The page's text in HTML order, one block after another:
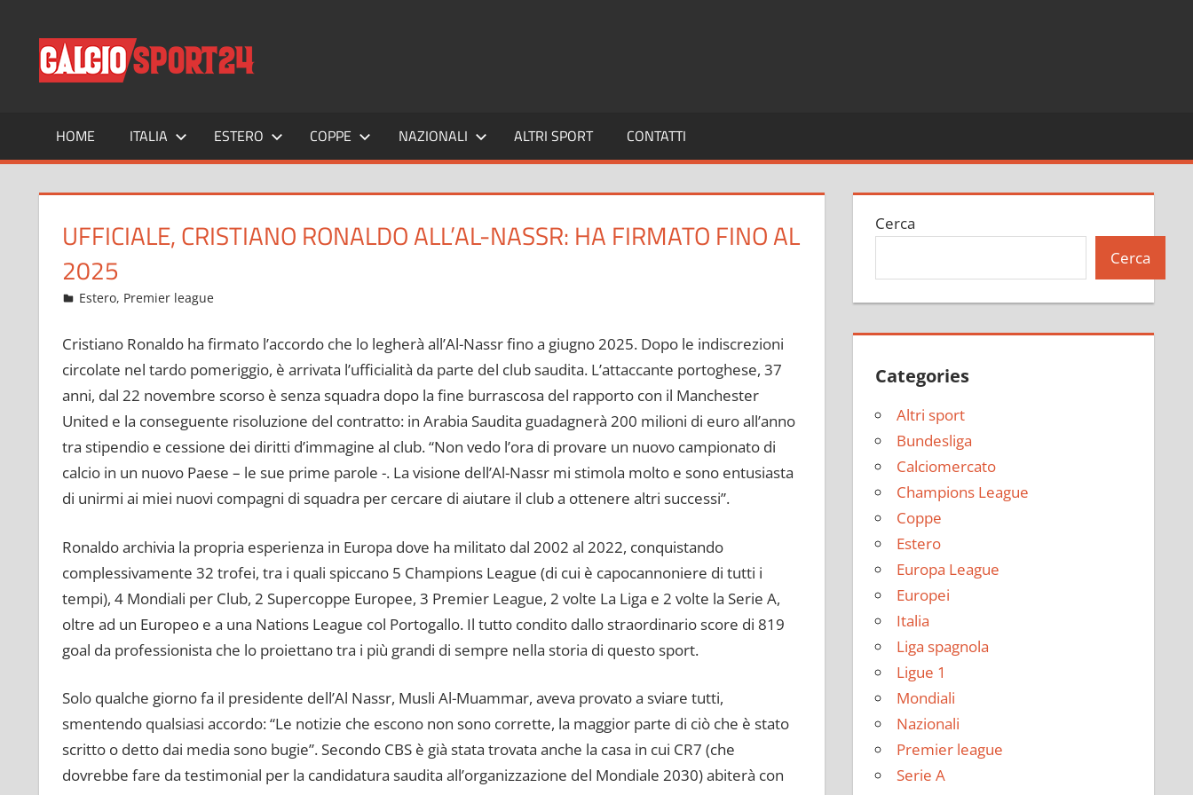
contenuto
Tutto
sul
mondo
calcio
e
HOME ITALIA ESTERO COPPE NAZIONALI ALTRI SPORT CONTATTI
UFFICIALE, CRISTIANO RONALDO ALL’AL-NASSR: HA FIRMATO FINO AL
2025
Gennaio 2, 2023
admin
Estero, Premier league
Cristiano Ronaldo ha firmato l’accordo che lo legherà all’Al-Nassr fino a giugno 2025. Dopo le indiscrezioni
circolate nel tardo pomeriggio, è arrivata l’ufficialità da parte del club saudita. L’attaccante portoghese, 37
anni, dal 22 novembre scorso è senza squadra dopo la fine burrascosa del rapporto con il Manchester
United e la conseguente risoluzione del contratto: in Arabia Saudita guadagnerà 200 milioni di euro all’anno
tra stipendio e cessione dei diritti d’immagine al club. “Non vedo l’ora di provare un nuovo campionato di
calcio in un nuovo Paese – le sue prime parole -. La visione dell’Al-Nassr mi stimola molto e sono entusiasta
di unirmi ai miei nuovi compagni di squadra per cercare di aiutare il club a ottenere altri successi”.
Ronaldo archivia la propria esperienza in Europa dove ha militato dal 2002 al 2022, conquistando
complessivamente 32 trofei, tra i quali spiccano 5 Champions League (di cui è capocannoniere di tutti i
tempi), 4 Mondiali per Club, 2 Supercoppe Europee, 3 Premier League, 2 volte La Liga e 2 volte la Serie A,
oltre ad un Europeo e a una Nations League col Portogallo. Il tutto condito dallo straordinario score di 819
goal da professionista che lo proiettano tra i più grandi di sempre nella storia di questo sport.
Solo qualche giorno fa il presidente dell’Al Nassr, Musli Al-Muammar, aveva provato a sviare tutti,
smentendo qualsiasi accordo: “Le notizie che escono non sono corrette, la maggior parte di ciò che è stato
scritto o detto dai media sono bugie”. Secondo CBS è già stata trovata anche la casa in cui CR7 (che
dovrebbe fare da testimonial per la candidatura saudita all’organizzazione del Mondiale 2030) abiterà con
Cerca
Cerca
Categories
Altri sport
Bundesliga
Calciomercato
Champions League
Coppe
Estero
Europa League
Europei
Italia
Liga spagnola
Ligue 1
Mondiali
Nazionali
Premier league
Serie A